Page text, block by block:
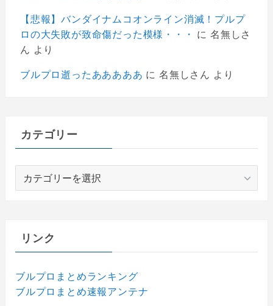
【悲報】バンダイナムコオンライン消滅！プルプ
ロの大失敗が致命傷だった模様・・・
に 名無しさ
ん より
ブルプロ逝ったあああああ に 名無しさん より
カテゴリー
ーリンク
ブルプロまとめランキング
ブルプロまとめ速報アンテナ